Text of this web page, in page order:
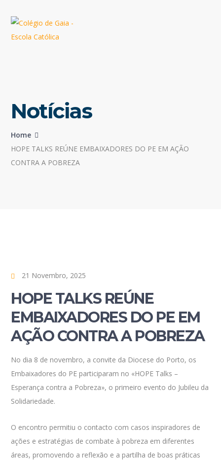
Notícias
Home
HOPE TALKS REÚNE EMBAIXADORES DO PE EM AÇÃO
CONTRA A POBREZA
21 Novembro, 2025
HOPE TALKS REÚNE
EMBAIXADORES DO PE EM
AÇÃO CONTRA A POBREZA
No dia 8 de novembro, a convite da Diocese do Porto, os
Embaixadores do PE participaram no «HOPE Talks –
Esperança contra a Pobreza», o primeiro evento do Jubileu da
Solidariedade.
O encontro permitiu o contacto com casos inspiradores de
ações e estratégias de combate à pobreza em diferentes
áreas, promovendo a reflexão e a partilha de boas práticas